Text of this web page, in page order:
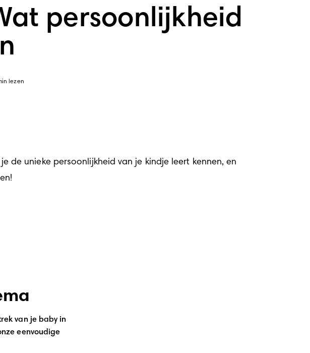
persoonlijkheid
lezen
de unieke persoonlijkheid van je kindje leert kennen, en
van je baby in
eenvoudige